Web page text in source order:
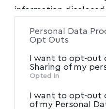
information
of the further
of downstream
information may
Participantsthat may
Personal Data
Opt Outs
I want to opt-out
Sharing of my
Opted In
I want to opt-out
of my Personal
TAGGED: ΒΙΑ ΒΟΛΟΣ